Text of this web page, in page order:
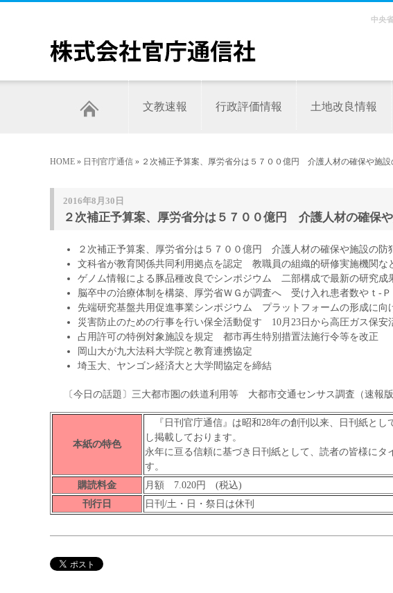
中央
文教速報 行政評価情報 土地改良情報
HOME » 日刊官庁通信 » ２次補正予算案、厚労省分は５７００億円 介護人材の確保や施設
2016年8月30日
２次補正予算案、厚労省分は５７００億円 介護人材の確保
２次補正予算案、厚労省分は５７００億円 介護人材の確保や施設の防
文科省が教育関係共同利用拠点を認定 教職員の組織的研修実施機関な
ゲノム情報による豚品種改良でシンポジウム 二部構成で最新の研究成
脳卒中の治療体制を構築、厚労省ＷＧが調査へ 受け入れ患者数やｔ‐
先端研究基盤共用促進事業シンポジウム プラットフォームの形成に向
災害防止のための行事を行い保全活動促す 10月23日から高圧ガス保安
占用許可の特例対象施設を規定 都市再生特別措置法施行令等を改正
岡山大が九大法科大学院と教育連携協定
埼玉大、ヤンゴン経済大と大学間協定を締結
〔今日の話題〕三大都市圏の鉄道利用等 大都市交通センサス調査（速報
本紙の特色
『日刊官庁通信』は昭和28年の創刊以来、日刊紙と
し掲載しております。
永年に亘る信頼に基づき日刊紙として、読者の皆様に
す。
購読料金
月額 7.020円 (税込)
刊行日
日刊/土・日・祭日は休刊